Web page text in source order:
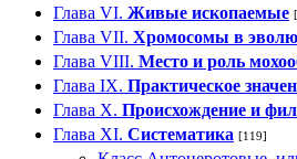
Глава VI. Живые ископаемые
Глава VII. Хромосомы в
Глава VIII. Место и роль
Глава IX. Практическое
Глава X. Происхождение и
Глава XI. Систематика [119]